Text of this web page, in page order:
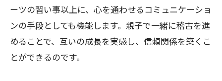
ーツの習い事以上に、心を通わせるコミュニケーショ
ンの手段としても機能します。親子で一緒に稽古を進
めることで、互いの成長を実感し、信頼関係を築くこ
とができるのです。